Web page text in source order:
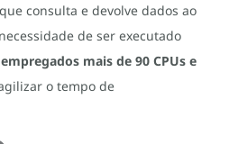
consulta e devolve dados ao
de ser executado
mais de 90 CPUs e
o tempo de